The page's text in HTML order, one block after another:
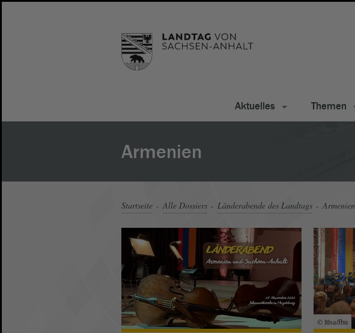
Aktuelles Themen
Armenien
Startseite Alle Dossiers Länderabende des Landtags Armenien
© ltlsa/fbu